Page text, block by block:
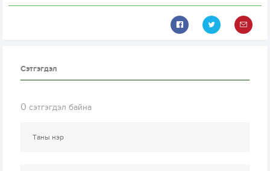
Сэтгэгдэл
0 сэтгэгдэл байна